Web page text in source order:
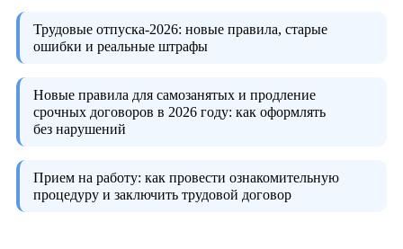
Трудовые отпуска-2026: новые правила, старые
ошибки и реальные штрафы
Новые правила для самозанятых и продление
срочных договоров в 2026 году: как оформлять
без нарушений
Прием на работу: как провести ознакомительную
процедуру и заключить трудовой договор